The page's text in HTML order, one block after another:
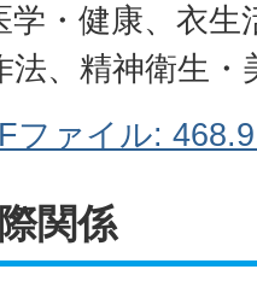
学・健康、衣生
法、精神衛生・
ファイル:
関係